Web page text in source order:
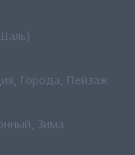
Города, Пейзаж
Зима